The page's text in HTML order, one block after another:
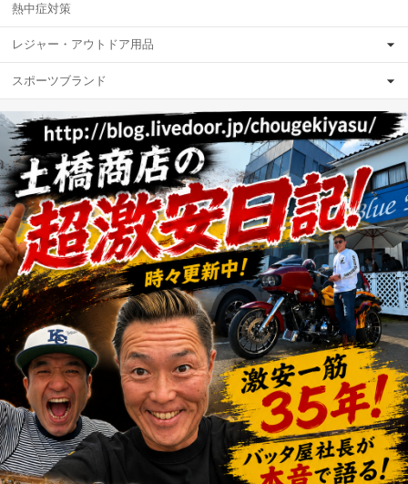
熱中症対策
レジャー・アウトドア用品
スポーツブランド